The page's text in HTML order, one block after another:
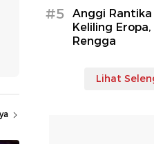
#5
Anggi
Keliling
Rengga
Lihat